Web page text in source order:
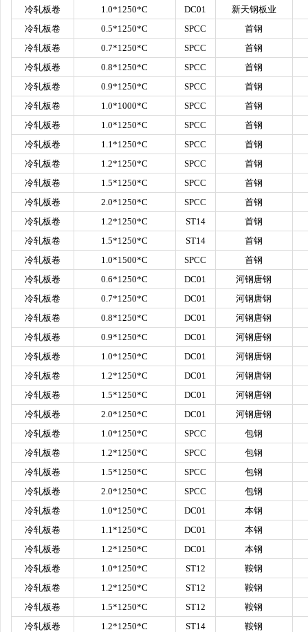
冷轧板卷
1.0*1250*C DC01
新天钢板业
冷轧板卷
0.5*1250*C SPCC
首钢
冷轧板卷
0.7*1250*C SPCC
首钢
冷轧板卷
0.8*1250*C SPCC
首钢
冷轧板卷
0.9*1250*C SPCC
首钢
冷轧板卷
1.0*1000*C SPCC
首钢
冷轧板卷
1.0*1250*C SPCC
首钢
冷轧板卷
1.1*1250*C SPCC
首钢
冷轧板卷
1.2*1250*C SPCC
首钢
冷轧板卷
1.5*1250*C SPCC
首钢
冷轧板卷
2.0*1250*C SPCC
首钢
冷轧板卷
1.2*1250*C ST14
首钢
冷轧板卷
1.5*1250*C ST14
首钢
冷轧板卷
1.0*1500*C SPCC
首钢
冷轧板卷
0.6*1250*C DC01
河钢唐钢
冷轧板卷
0.7*1250*C DC01
河钢唐钢
冷轧板卷
0.8*1250*C DC01
河钢唐钢
冷轧板卷
0.9*1250*C DC01
河钢唐钢
冷轧板卷
1.0*1250*C DC01
河钢唐钢
冷轧板卷
1.2*1250*C DC01
河钢唐钢
冷轧板卷
1.5*1250*C DC01
河钢唐钢
冷轧板卷
2.0*1250*C DC01
河钢唐钢
冷轧板卷
1.0*1250*C SPCC
包钢
冷轧板卷
1.2*1250*C SPCC
包钢
冷轧板卷
1.5*1250*C SPCC
包钢
冷轧板卷
2.0*1250*C SPCC
包钢
冷轧板卷
1.0*1250*C DC01
本钢
冷轧板卷
1.1*1250*C DC01
本钢
冷轧板卷
1.2*1250*C DC01
本钢
冷轧板卷
1.0*1250*C ST12
鞍钢
冷轧板卷
1.2*1250*C ST12
鞍钢
冷轧板卷
1.5*1250*C ST12
鞍钢
冷轧板卷
1.2*1250*C ST14
鞍钢